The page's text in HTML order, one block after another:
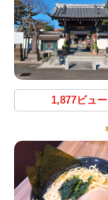
1,877ビュー